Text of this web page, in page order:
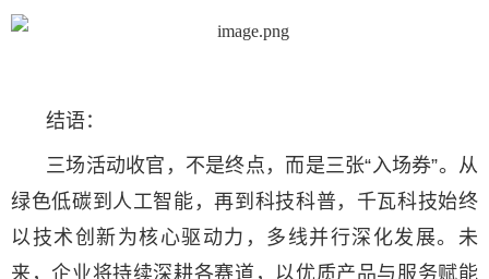
结语：
三场活动收官，不是终点，而是三张“入场券”。 从
绿色低碳到人工智能，再到科技科普，千瓦科技始终
以技术创新为核心驱动力，多线并行深化发展。未
来，企业将持续深耕各赛道，以优质产品与服务赋能